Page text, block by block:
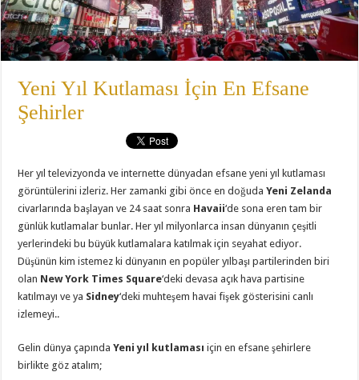
Yeni Yıl Kutlaması İçin En Efsane
Şehirler
Her yıl televizyonda ve internette dünyadan efsane yeni yıl kutlaması
görüntülerini izleriz. Her zamanki gibi önce en doğudaYeni Zelanda
civarlarında başlayan ve 24 saat sonra Havaii‘de sona eren tam bir
günlük kutlamalar bunlar. Her yıl milyonlarca insan dünyanın çeşitli
yerlerindeki bu büyük kutlamalara katılmak için seyahat ediyor.
Düşünün kim istemez ki dünyanın en popüler yılbaşı partilerinden biri
olan New York Times Square‘deki devasa açık hava partisine
katılmayı ve ya Sidney‘deki muhteşem havai fişek gösterisini canlı
izlemeyi..
Gelin dünya çapındaYeni yıl kutlaması için en efsane şehirlere
birlikte göz atalım;